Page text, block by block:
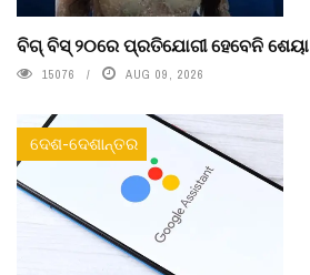
ବିଗ୍ ବିସ୍ ୨୦ରେ ପ୍ରତିଯୋଗୀ ହେବେନି ଶେୟା
15076 AUG 09, 2026
ଦେଶ-ଦେଶାନ୍ତର